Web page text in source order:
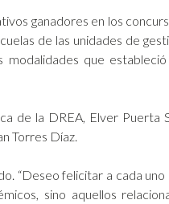
ganadores en los
de las unidades de
que
de la DREA, Elver Puerta
Torres Díaz.
“Deseo felicitar a cada
sino aquellos